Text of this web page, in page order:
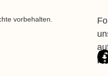
vorbehalten.